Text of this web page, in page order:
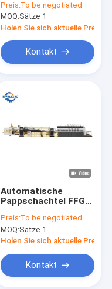
Druckmaschine
Preis:To be negotiated
MOQ:Sätze 1
Holen Sie sich aktuelle Preis
Kontakt
Automatische
Pappschachtel FFG
für die gewölbte
Kasten-Herstellung
herstellt
Preis:To be negotiated
MOQ:Sätze 1
Holen Sie sich aktuelle Preis
Kontakt